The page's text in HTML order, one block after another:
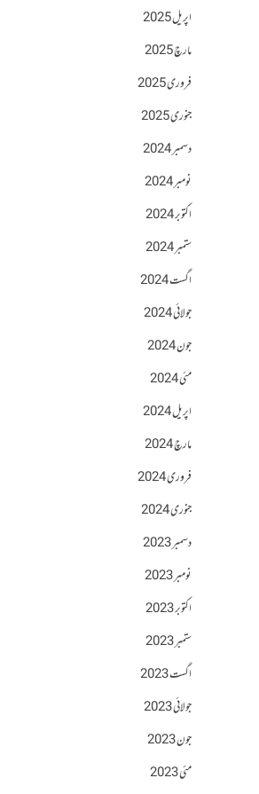
اپریل 2025
مارچ 2025
فروری 2025
جنوری 2025
دسمبر 2024
نومبر 2024
اکتوبر 2024
ستمبر 2024
اگست 2024
جولائی 2024
جون 2024
مئی 2024
اپریل 2024
مارچ 2024
فروری 2024
جنوری 2024
دسمبر 2023
نومبر 2023
اکتوبر 2023
ستمبر 2023
اگست 2023
جولائی 2023
جون 2023
مئی 2023